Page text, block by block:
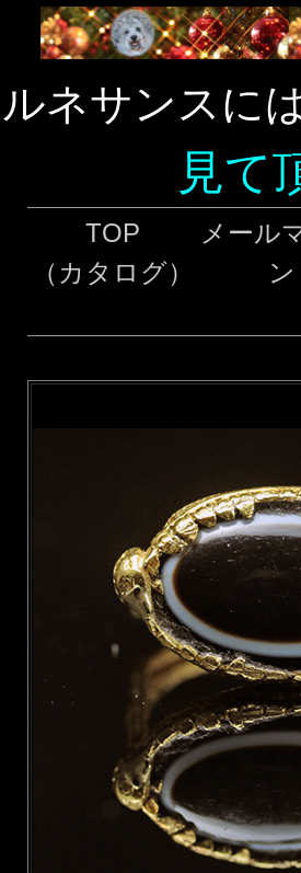
ルネサンスに
見て
TOP
（カタログ）
メール
ン